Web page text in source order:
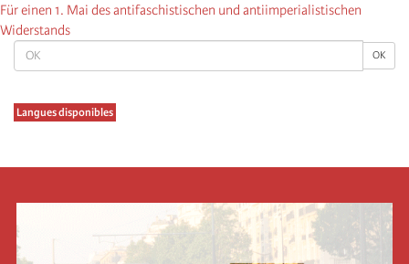
OK OK
Langues disponibles
Für einen 1. Mai des antifaschistischen und antiimperialistischen
Widerstands